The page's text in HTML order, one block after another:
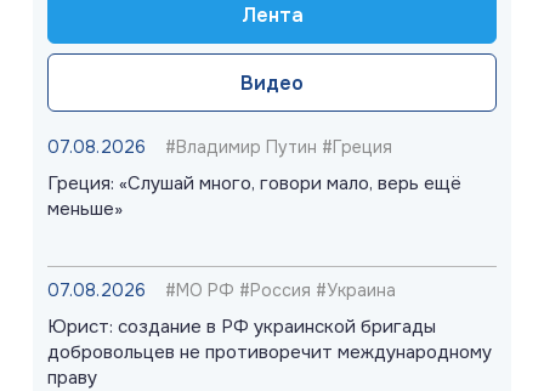
Лента
Видео
07.08.2026 #Владимир Путин #Греция
Греция: «Слушай много, говори мало, верь ещё
меньше»
07.08.2026 #МО РФ #Россия #Украина
Юрист: создание в РФ украинской бригады
добровольцев не противоречит международному
праву